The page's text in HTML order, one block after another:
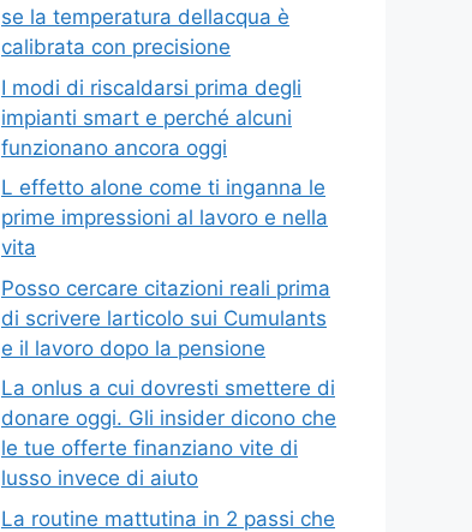
se la temperatura dellacqua è
calibrata con precisione
I modi di riscaldarsi prima degli
impianti smart e perché alcuni
funzionano ancora oggi
L effetto alone come ti inganna le
prime impressioni al lavoro e nella
vita
Posso cercare citazioni reali prima
di scrivere larticolo sui Cumulants
e il lavoro dopo la pensione
La onlus a cui dovresti smettere di
donare oggi. Gli insider dicono che
le tue offerte finanziano vite di
lusso invece di aiuto
La routine mattutina in 2 passi che